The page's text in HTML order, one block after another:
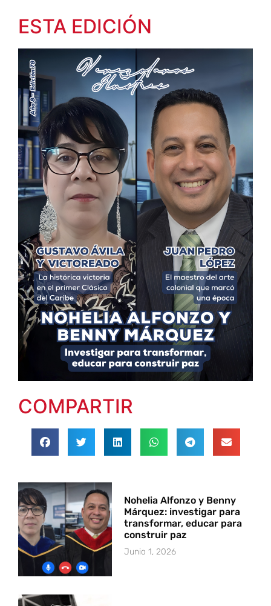
ESTA EDICIÓN
COMPARTIR
Nohelia Alfonzo y Benny
Márquez: investigar para
transformar, educar para
construir paz
Junio 1, 2026